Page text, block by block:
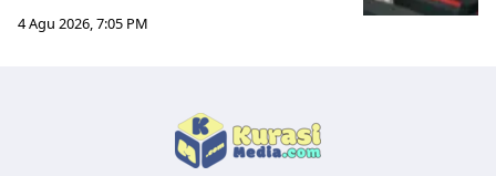
4 Agu 2026, 7:05 PM